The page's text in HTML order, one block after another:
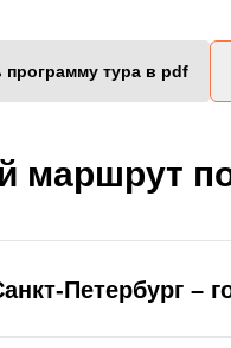
программу тура в pdf
маршрут
Петербург –